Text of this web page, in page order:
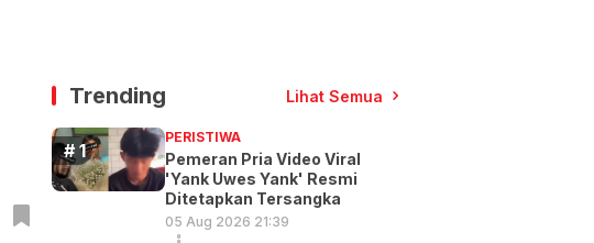
Trending Lihat Semua
PERISTIWA
Pemeran Pria Video Viral
'Yank Uwes Yank' Resmi
Ditetapkan Tersangka
05 Aug 2026 21:39